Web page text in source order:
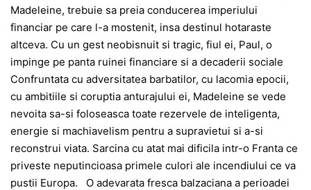
Madeleine, trebuie sa preia conducerea imperiului
financiar pe care l-a mostenit, insa destinul hotaraste
altceva. Cu un gest neobisnuit si tragic, fiul ei, Paul, o
impinge pe panta ruinei financiare si a decaderii sociale
Confruntata cu adversitatea barbatilor, cu lacomia epocii,
cu ambitiile si coruptia anturajului ei, Madeleine se vede
nevoita sa-si foloseasca toate rezervele de inteligenta,
energie si machiavelism pentru a supravietui si a-si
reconstrui viata. Sarcina cu atat mai dificila intr-o Franta ce
priveste neputincioasa primele culori ale incendiului ce va
pustii Europa. O adevarata fresca balzaciana a perioadei